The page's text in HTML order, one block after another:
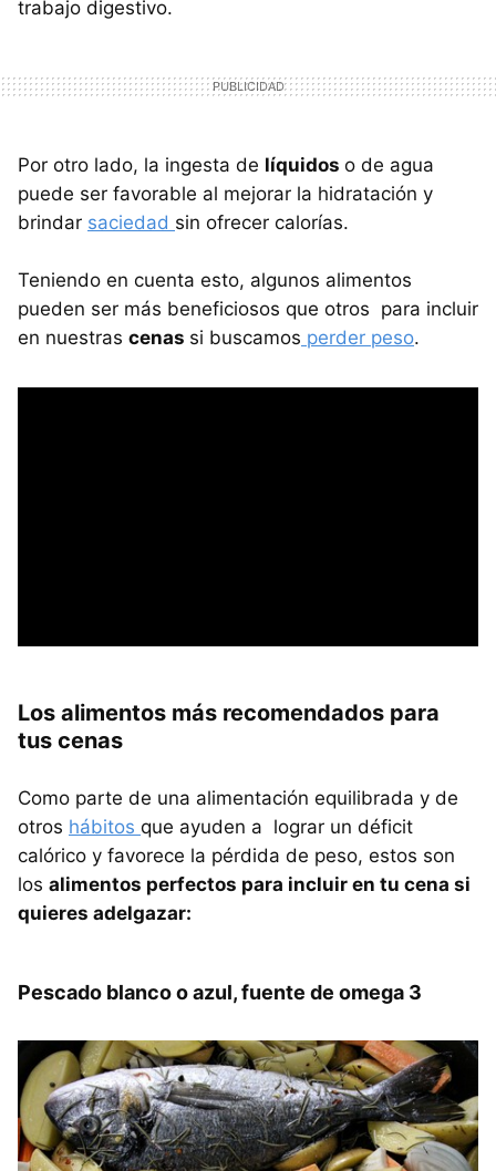
trabajo digestivo.
Por otro lado, la ingesta de líquidos o de agua
puede ser favorable al mejorar la hidratación y
brindar saciedad sin ofrecer calorías.
Teniendo en cuenta esto, algunos alimentos
pueden ser más beneficiosos que otros para incluir
en nuestras cenas si buscamos perder peso.
Los alimentos más recomendados para
tus cenas
Como parte de una alimentación equilibrada y de
otros hábitos que ayuden a lograr un déficit
calórico y favorece la pérdida de peso, estos son
los alimentos perfectos para incluir en tu cena si
quieres adelgazar:
Pescado blanco o azul, fuente de omega 3